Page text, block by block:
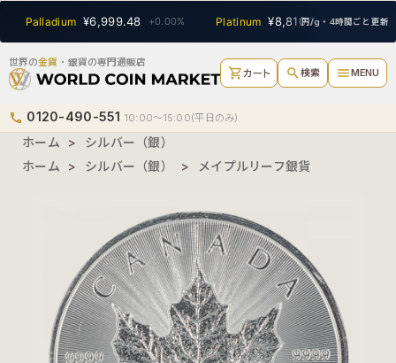
Palladium ¥6,999.48 +0.00% Platinum ¥8,810.74 +0.00%
円/g・4時間ごと更新
世界の金貨 ・銀貨の専門通販店
shopping_cartカート search検索 menuMENU
phone 0120-490-551 10:00〜15:00(平日のみ)
ホーム >
シルバー（銀）
ホーム
> シルバー（銀） > メイプルリーフ銀貨
SEARCH